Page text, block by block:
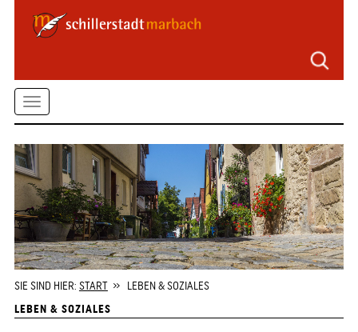
Seitenbereiche
springen
Zum
Inhalt
springen
Kontaktformular
springen
Zur
Startseite
springen
Toggle
SIE SIND HIER: START» LEBEN & SOZIALES
LEBEN & SOZIALES